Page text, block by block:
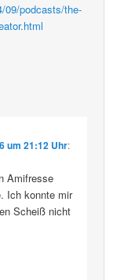
09/podcasts/the-
um 21:12 Uhr:
Amifresse
Ich konnte mir
Scheiß nicht